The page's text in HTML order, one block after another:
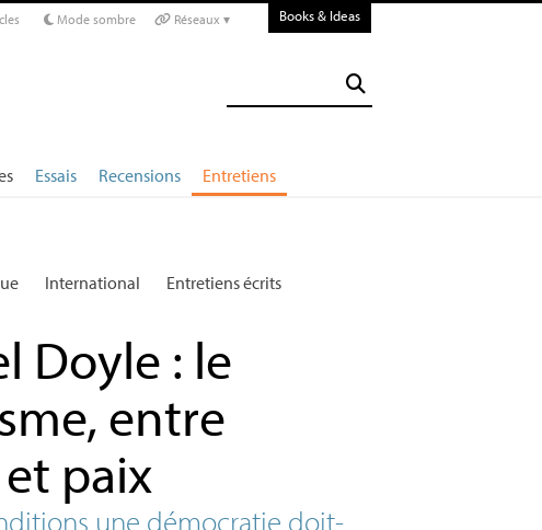
Mode sombre Réseaux ▾ Books & Ideas
Essais Recensions Entretiens
International Entretiens écrits
Doyle : le
entre
paix
une démocratie doit-